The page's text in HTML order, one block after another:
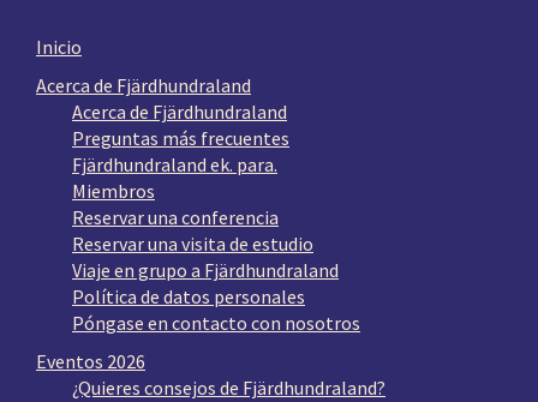
Inicio
Acerca de Fjärdhundraland
Acerca de Fjärdhundraland
Preguntas más frecuentes
Fjärdhundraland ek. para.
Miembros
Reservar una conferencia
Reservar una visita de estudio
Viaje en grupo a Fjärdhundraland
Política de datos personales
Póngase en contacto con nosotros
Eventos 2026
¿Quieres consejos de Fjärdhundraland?